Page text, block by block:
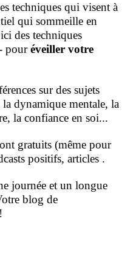
techniques qui visent à
qui sommeille en
des techniques
pouréveiller votre
sur des sujets
dynamique mentale, la
la confiance en soi...
gratuits (même pour
positifs, articles .
journée et un longue
blog de